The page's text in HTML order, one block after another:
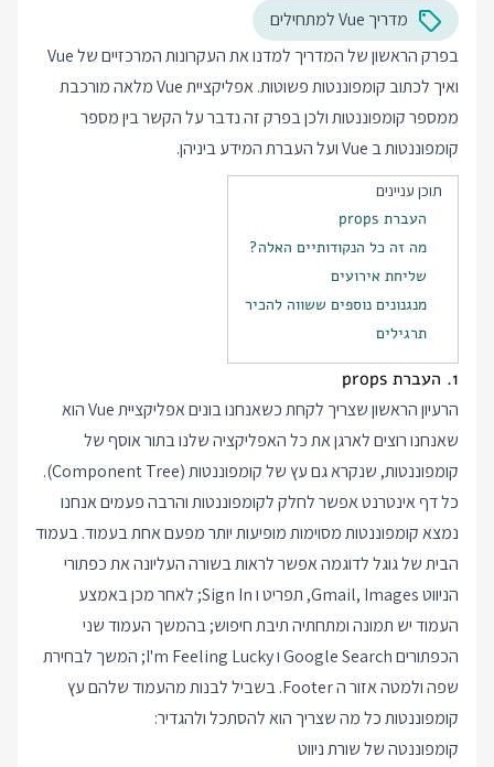
מדריך Vue למתחילים
בפרק הראשון
של המדריך למדנו את העקרונות המרכזיים של Vue
ואיך לכתוב קומפוננטות פשוטות. אפליקציית Vue מלאה מורכבת
ממספר קומפוננטות ולכן בפרק זה נדבר על הקשר בין מספר
קומפוננטות ב Vue ועל העברת המידע ביניהן.
תוכן עניינים
העברת props
מה זה כל הנקודותיים האלה?
שליחת אירועים
מנגנונים נוספים ששווה להכיר
תרגילים
1. העברת props
הרעיון הראשון שצריך לקחת כשאנחנו בונים אפליקציית Vue הוא
שאנחנו רוצים לארגן את כל האפליקציה שלנו בתור אוסף של
קומפוננטות, שנקרא גם עץ של קומפוננטות (Component Tree).
כל דף אינטרנט אפשר לחלק לקומפוננטות והרבה פעמים אנחנו
נמצא קומפוננטות מסוימות מופיעות יותר מפעם אחת בעמוד. בעמוד
הבית של גוגל לדוגמה אפשר לראות בשורה העליונה את כפתורי
הניווט Gmail, Images, תפריט ו Sign In; לאחר מכן באמצע
העמוד יש תמונה ומתחתיה תיבת חיפוש; בהמשך העמוד שני
הכפתורים Google Search ו I'm Feeling Lucky; המשך לבחירת
שפה ולמטה אזור ה Footer. בשביל לבנות מהעמוד שלהם עץ
קומפוננטות כל מה שצריך הוא להסתכל ולהגדיר:
קומפוננטה של שורת ניווט